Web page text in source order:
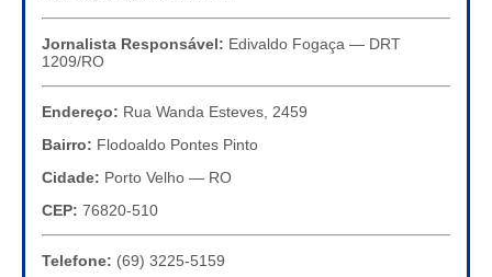
Jornalista Responsável: Edivaldo Fogaça — DRT
1209/RO
Endereço: Rua Wanda Esteves, 2459
Bairro: Flodoaldo Pontes Pinto
Cidade: Porto Velho — RO
CEP: 76820-510
Telefone: (69) 3225-5159